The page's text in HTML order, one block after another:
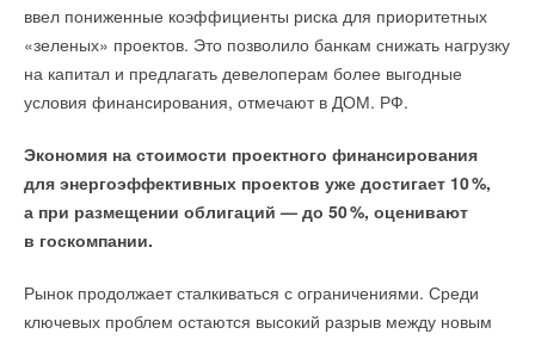
ввел пониженные коэффициенты риска для приоритетных
«зеленых» проектов. Это позволило банкам снижать нагрузку
на капитал и предлагать девелоперам более выгодные
условия финансирования, отмечают в ДОМ. РФ.
Экономия на стоимости проектного финансирования
для энергоэффективных проектов уже достигает 10%,
а при размещении облигаций — до 50%, оценивают
в госкомпании.
Рынок продолжает сталкиваться с ограничениями. Среди
ключевых проблем остаются высокий разрыв между новым